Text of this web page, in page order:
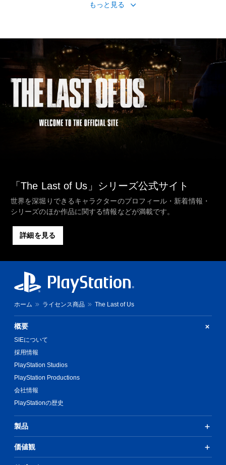
もっと見る
「The Last of Us」シリーズ公式サイト
世界を深堀りできるキャラクターのプロフィール・新着情報・
シリーズのほか作品に関する情報などが満載です。
詳細を見る
ホーム ライセンス商品 The Last of Us
概要
SIEについて
採用情報
PlayStation Studios
PlayStation Productions
会社情報
PlayStationの歴史
製品
価値観